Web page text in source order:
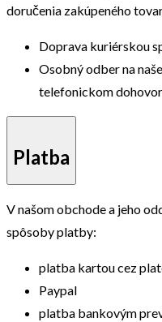
doručenia zakúpeného
Doprava kuriérskou
Osobný odber na
telefonickom
Platba
V našom obchode a jeho
spôsoby platby:
platba kartou cez
Paypal
platba bankovým